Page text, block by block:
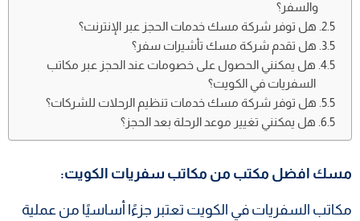
والسفر؟
هل توفر شركة مسك خدمات الحجز عبر الإنترنت؟
هل تقدم شركة مسك تأشيرات سفر؟
هل يمكنني الحصول على خصومات عند الحجز عبر مكاتب
السفريات في الكويت؟
هل توفر شركة مسك خدمات تنظيم الرحلات للشركات؟
هل يمكنني تغيير موعد الرحلة بعد الحجز؟
مسك افضل مكتب من مكاتب سفريات الكويت:
مكاتب السفريات في الكويت تعتبر جزءًا أساسيًا من عملية